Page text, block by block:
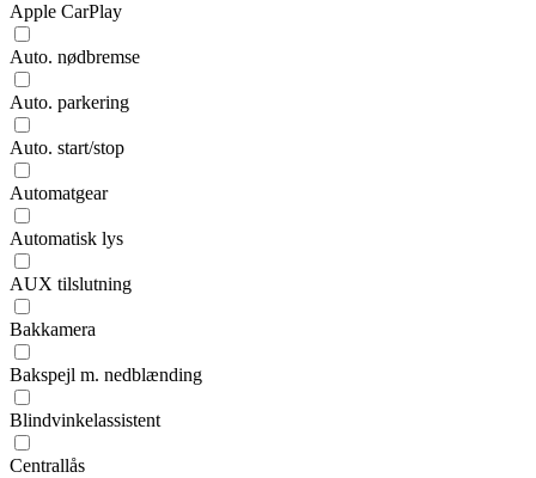
Apple CarPlay
Auto. nødbremse
Auto. parkering
Auto. start/stop
Automatgear
Automatisk lys
AUX tilslutning
Bakkamera
Bakspejl m. nedblænding
Blindvinkelassistent
Centrallås